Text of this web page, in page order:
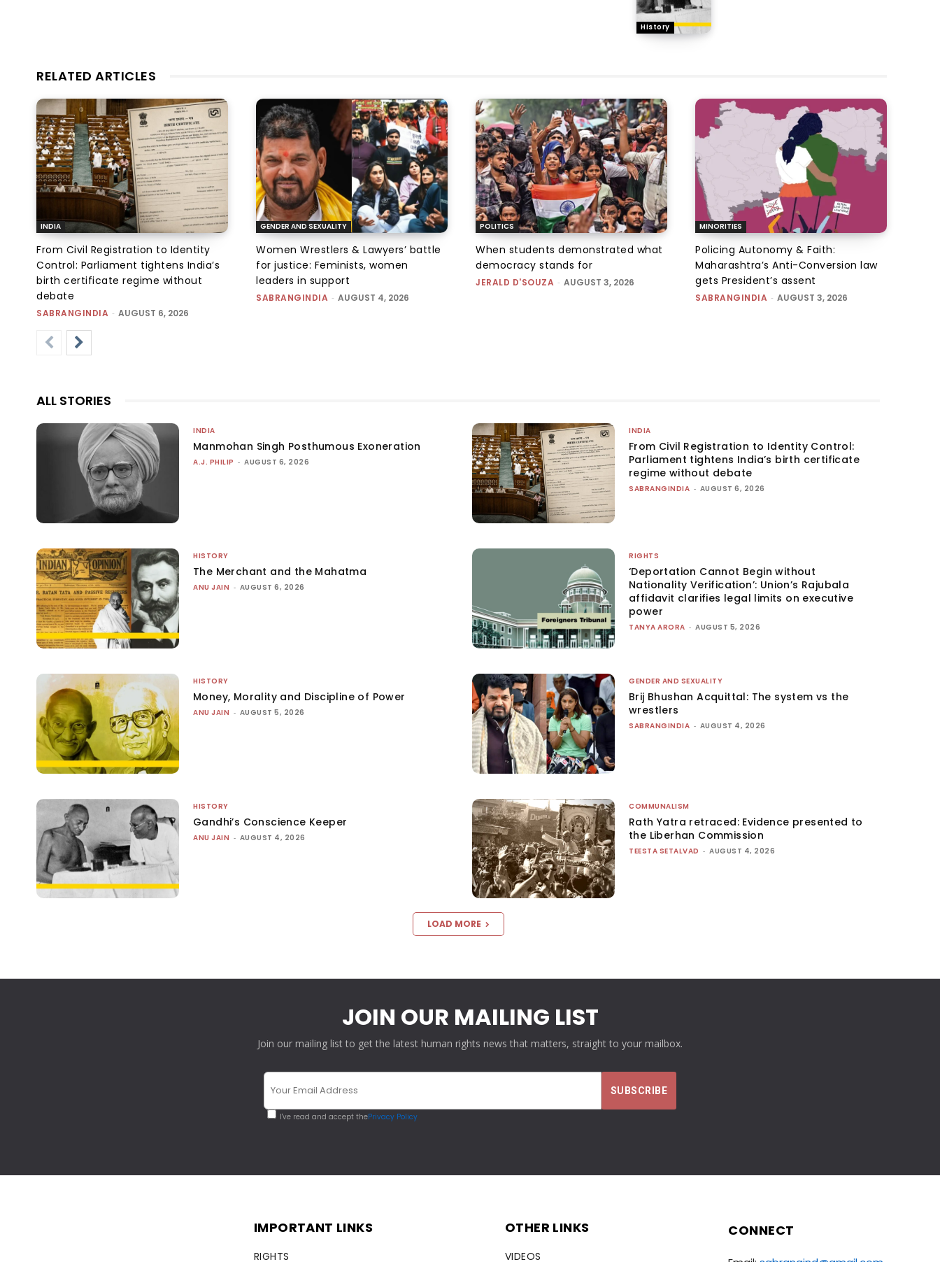
History
RELATED ARTICLES
INDIA
From Civil Registration to Identity
Control: Parliament tightens India’s
birth certificate regime without
debate
SABRANGINDIA - AUGUST 6, 2026
GENDER AND SEXUALITY
Women Wrestlers & Lawyers’ battle
for justice: Feminists, women
leaders in support
SABRANGINDIA - AUGUST 4, 2026
POLITICS
When students demonstrated what
democracy stands for
JERALD D'SOUZA - AUGUST 3, 2026
MINORITIES
Policing Autonomy & Faith:
Maharashtra’s Anti-Conversion law
gets President’s assent
SABRANGINDIA - AUGUST 3, 2026
ALL STORIES
INDIA
Manmohan Singh Posthumous Exoneration
A.J. PHILIP - AUGUST 6, 2026
INDIA
From Civil Registration to Identity Control:
Parliament tightens India’s birth certificate
regime without debate
SABRANGINDIA - AUGUST 6, 2026
HISTORY
The Merchant and the Mahatma
ANU JAIN - AUGUST 6, 2026
RIGHTS
‘Deportation Cannot Begin without
Nationality Verification’: Union’s Rajubala
affidavit clarifies legal limits on executive
power
TANYA ARORA - AUGUST 5, 2026
HISTORY
Money, Morality and Discipline of Power
ANU JAIN - AUGUST 5, 2026
GENDER AND SEXUALITY
Brij Bhushan Acquittal: The system vs the
wrestlers
SABRANGINDIA - AUGUST 4, 2026
HISTORY
Gandhi’s Conscience Keeper
ANU JAIN - AUGUST 4, 2026
COMMUNALISM
Rath Yatra retraced: Evidence presented to
the Liberhan Commission
TEESTA SETALVAD - AUGUST 4, 2026
LOAD MORE
JOIN OUR MAILING LIST
Join our mailing list to get the latest human rights news that matters, straight to your mailbox.
I've read and accept thePrivacy Policy
IMPORTANT LINKS
RIGHTS
OTHER LINKS
VIDEOS
CONNECT